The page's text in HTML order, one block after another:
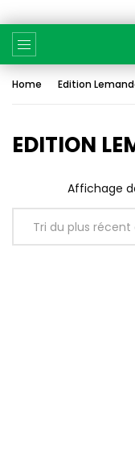
Home Edition
EDITION
Affichage